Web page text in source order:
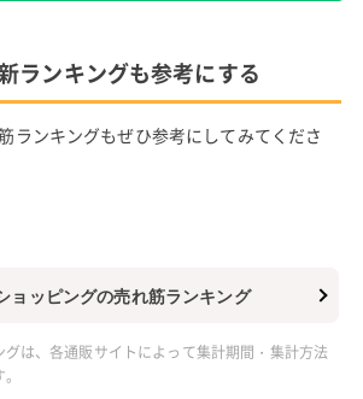
ランキングも参考にする
ランキングもぜひ参考にしてみてくださ
ョッピングの売れ筋ランキング
は、各通販サイトによって集計期間・集計方法